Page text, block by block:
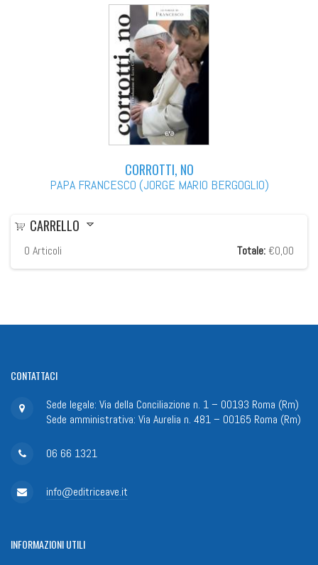
CORROTTI, NO
PAPA FRANCESCO (JORGE MARIO BERGOGLIO)
CARRELLO
0 Articoli Totale: €0,00
CONTATTACI
Sede legale: Via della Conciliazione n. 1 – 00193 Roma (Rm)
Sede amministrativa: Via Aurelia n. 481 – 00165 Roma (Rm)
06 66 1321
info@editriceave.it
INFORMAZIONIUTILI